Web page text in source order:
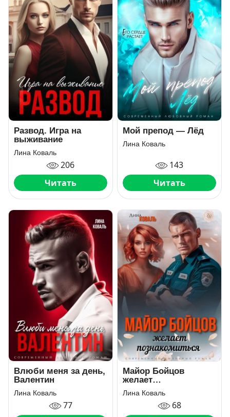
Развод. Игра на
выживание
Лина Коваль
206
Читать
Мой препод — Лёд
Лина Коваль
143
Читать
Влюби меня за день,
Валентин
Лина Коваль
77
Майор Бойцов
желает
познакомиться
Лина Коваль
68